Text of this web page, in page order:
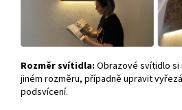
Rozměr svítidla: Obrazové svítidlo si
jiném rozměru, případně upravit
podsvícení.